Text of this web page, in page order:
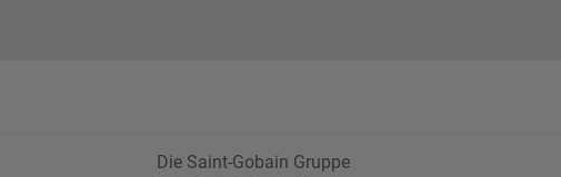
Die Saint-Gobain Gruppe